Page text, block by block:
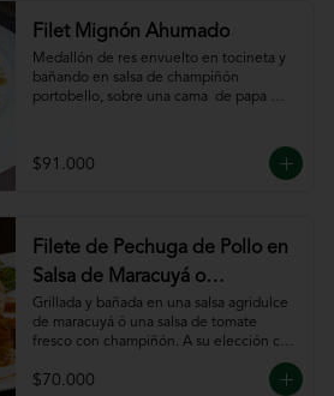
Filet Mignón Ahumado
Medallón de res envuelto en tocineta y
bañando en salsa de champiñón
portobello, sobre una cama  de papa
$91.000
Filete de Pechuga de Pollo en
Salsa de Maracuyá o
Pomodoro
Grillada y bañada en una salsa agridulce
de maracuyá ó una salsa de tomate
fresco con champiñón. A su elección con
espiral o puré.
$70.000